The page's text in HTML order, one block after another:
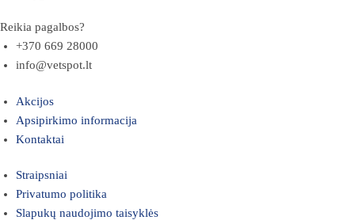
Reikia pagalbos?
+370 669 28000
info@vetspot.lt
Akcijos
Apsipirkimo informacija
Kontaktai
Straipsniai
Privatumo politika
Slapukų naudojimo taisyklės